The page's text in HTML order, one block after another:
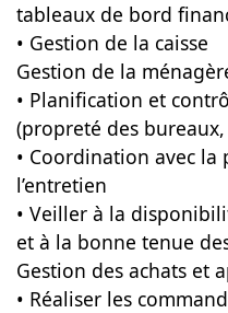
tableaux de bord
• Gestion de la caisse
Gestion de la
• Planification et
(propreté des
• Coordination avec la
l’entretien
• Veiller à la
et à la bonne tenue
Gestion des achats et
• Réaliser les